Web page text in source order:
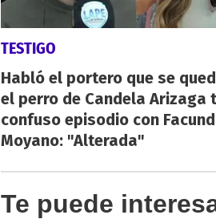
TESTIGO
Habló el portero que se
el perro de Candela Arizaga
confuso episodio con
Moyano: "Alterada"
Te puede